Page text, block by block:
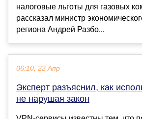
налоговые льготы для газовых
рассказал министр
региона Андрей Разбо...
06:10, 22 Апр
Эксперт разъяснил, как
не нарушая закон